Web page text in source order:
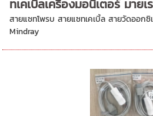
ทเคเบิ้ลเครื่องมอนิเตอร์ มายเ
สายแซทโพรบ สายแซทเคเบิ้ล สายวัดออกซิ
Mindray